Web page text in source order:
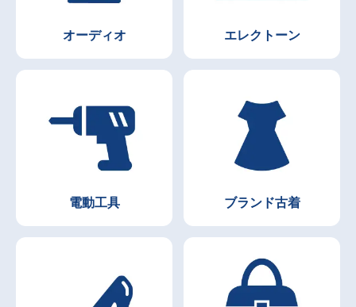
オーディオ エレクトーン
電動工具 ブランド古着